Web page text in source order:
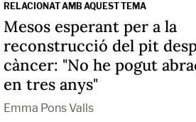
RELACIONAT AMB AQUEST TEMA
Mesos esperant per a la
reconstrucció del pit
càncer: "No he pogut
en tres anys"
Emma Pons Valls